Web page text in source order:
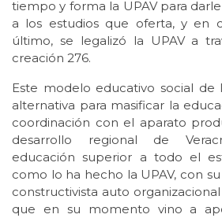
tiempo y forma la UPAV para
a los estudios que oferta, y en
último, se legalizó la UPAV a
creación 276.
Este modelo educativo social de
alternativa para masificar la
coordinación con el aparato
desarrollo regional de
educación superior a todo el
como lo ha hecho la UPAV, con
constructivista auto
que en su momento vino a